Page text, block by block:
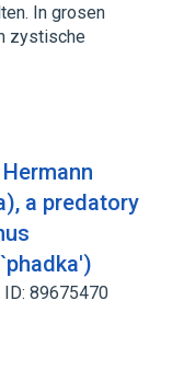
In grosen
zystische
a predatory
ID: 89675470